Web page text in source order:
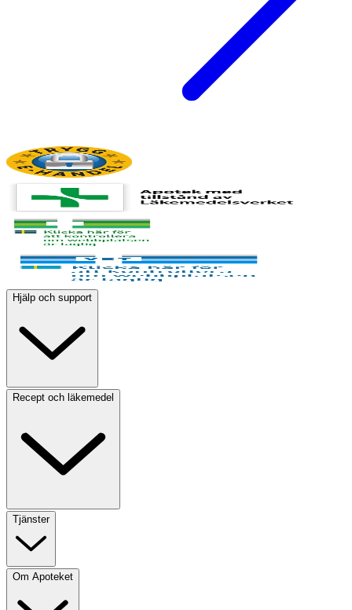
Hjälp och support
Recept och läkemedel
Tjänster
Om Apoteket